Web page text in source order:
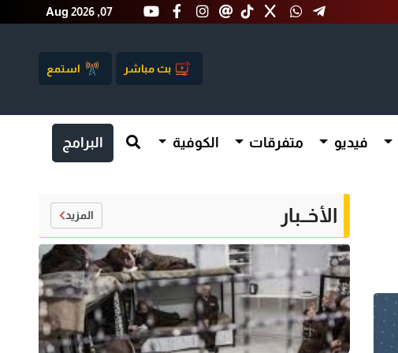
Aug 2026 ,07
بث مباشر استمع
فيديو متفرقات الكوفية البرامج
الأخــبار المزيد